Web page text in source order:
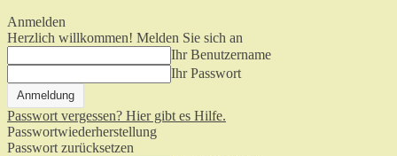
Anmelden
Herzlich willkommen! Melden Sie sich an
Ihr Benutzername
Ihr Passwort
Passwort vergessen? Hier gibt es Hilfe.
Passwortwiederherstellung
Passwort zurücksetzen